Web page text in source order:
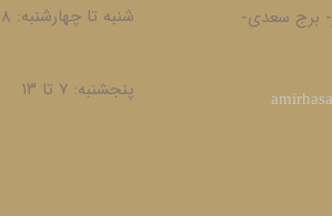
برج سعدی-
شنبه تا چهارشنبه: ۸ تا ۱۷
پنجشنبه: ۷ تا ۱۳